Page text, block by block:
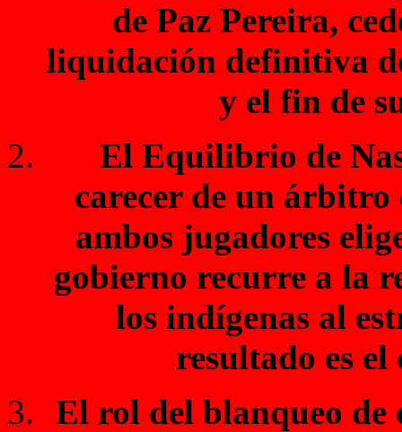
de Paz Pereira,
liquidación definitiva
y el fin de
El Equilibrio de
carecer de un
ambos jugadores
gobierno recurre a la
los indígenas al
resultado es
El rol del blanqueo de